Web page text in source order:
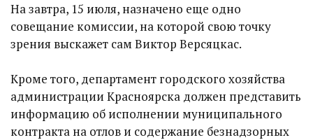
На завтра, 15 июля, назначено еще одно
совещание комиссии, на которой свою точку
зрения выскажет сам Виктор Версяцкас.
Кроме того, департамент городского хозяйства
администрации Красноярска должен представить
информацию об исполнении муниципального
контракта на отлов и содержание безнадзорных